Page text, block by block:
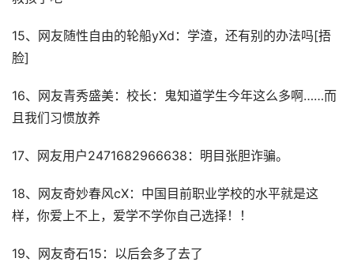
15、网友随性自由的轮船yXd：学渣，还有别的办法吗[捂
脸]
16、网友青秀盛美：校长：鬼知道学生今年这么多啊……而
且我们习惯放养
17、网友用户2471682966638：明目张胆诈骗。
18、网友奇妙春风cX：中国目前职业学校的水平就是这
样，你爱上不上，爱学不学你自己选择！！
19、网友奇石15：以后会多了去了